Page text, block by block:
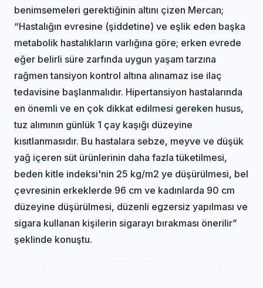
benimsemeleri gerektiğinin altını çizen Mercan;
“Hastalığın evresine (şiddetine) ve eşlik eden başka
metabolik hastalıkların varlığına göre; erken evrede
eğer belirli süre zarfında uygun yaşam tarzına
rağmen tansiyon kontrol altına alınamaz ise ilaç
tedavisine başlanmalıdır. Hipertansiyon hastalarında
en önemli ve en çok dikkat edilmesi gereken husus,
tuz alımının günlük 1 çay kaşığı düzeyine
kısıtlanmasıdır. Bu hastalara sebze, meyve ve düşük
yağ içeren süt ürünlerinin daha fazla tüketilmesi,
beden kitle indeksi'nin 25 kg/m2 ye düşürülmesi, bel
çevresinin erkeklerde 96 cm ve kadınlarda 90 cm
düzeyine düşürülmesi, düzenli egzersiz yapılması ve
sigara kullanan kişilerin sigarayı bırakması önerilir”
şeklinde konuştu.